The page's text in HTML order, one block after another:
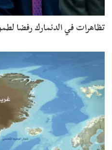
تظاهرات في الدنمارك رفضا